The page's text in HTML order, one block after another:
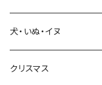
生活・暮らし
芸術・絵画・写真
犬・いぬ・イヌ
クリスマス